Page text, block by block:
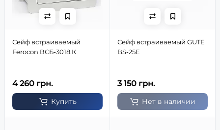
Сейф встраиваемый
Ferocon ВСБ-3018.К
4 260 грн.
Купить
Сейф встраиваемый GUTE
BS-25Е
3 150 грн.
Нет в наличии